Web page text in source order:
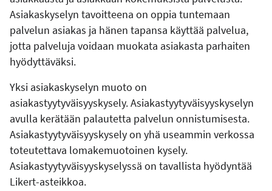
Asiakaskyselyn tavoitteena on oppia tuntemaan
palvelun asiakas ja hänen tapansa käyttää palvelua,
jotta palveluja voidaan muokata asiakasta parhaiten
hyödyttäväksi.
Yksi asiakaskyselyn muoto on
asiakastyytyväisyyskysely. Asiakastyytyväisyyskyselyn
avulla kerätään palautetta palvelun onnistumisesta.
Asiakastyytyväisyyskysely on yhä useammin verkossa
toteutettava lomakemuotoinen kysely.
Asiakastyytyväisyyskyselyssä on tavallista hyödyntää
Likert-asteikkoa.